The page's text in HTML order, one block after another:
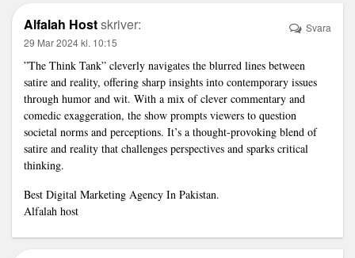
Alfalah Hostskriver:
29 Mar 2024 kl. 10:15
”The Think Tank” cleverly navigates the blurred lines between
satire and reality, offering sharp insights into contemporary issues
through humor and wit. With a mix of clever commentary and
comedic exaggeration, the show prompts viewers to question
societal norms and perceptions. It’s a thought-provoking blend of
satire and reality that challenges perspectives and sparks critical
thinking.
Best Digital Marketing Agency In Pakistan.
Alfalah host
Svara